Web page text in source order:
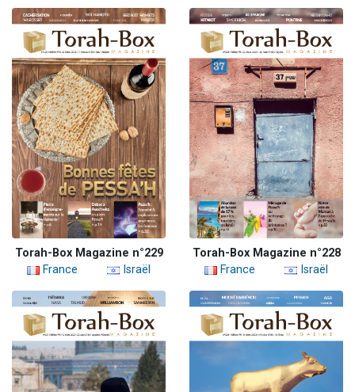
Torah-Box Magazine n°229
France
Israël
Torah-Box Magazine n°228
France
Israël